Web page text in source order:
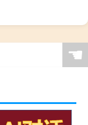
☚